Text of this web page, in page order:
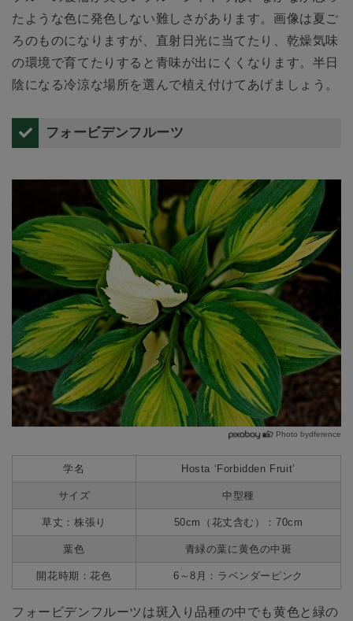
たような色に発色しない難しさがあります。画像は夏ご
ろのものになりますが、直射日光に当てたり、乾燥気味
の環境で育てたりすると青味が出にくくなります。半日
陰になる冷涼な場所を選んで植え付けてあげましょう。
フォービデンフルーツ
Photo bydference
学名 Hosta ‘Forbidden Fruit’
サイズ 中型種
草丈：株張り 50cm（花丈含む）：70cm
葉色 青緑の葉に黄色の中斑
開花時期：花色 6～8月：ラベンダーピンク
フォービデンフルーツは斑入り品種の中でも黄色と緑の